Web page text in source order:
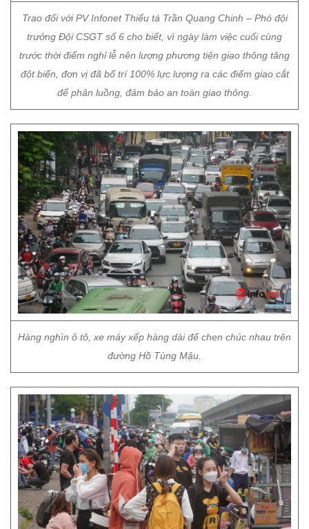
Trao đổi với PV Infonet Thiếu tá Trần Quang Chinh – Phó đội
trưởng Đội CSGT số 6 cho biết, vì ngày làm việc cuối cùng
trước thời điểm nghỉ lễ nên lượng phương tiện giao thông tăng
đột biến, đơn vị đã bố trí 100% lực lượng ra các điểm giao cắt
để phân luồng, đảm bảo an toàn giao thông.
Hàng nghìn ô tô, xe máy xếp hàng dài để chen chúc nhau trên
đường Hồ Tùng Mậu.